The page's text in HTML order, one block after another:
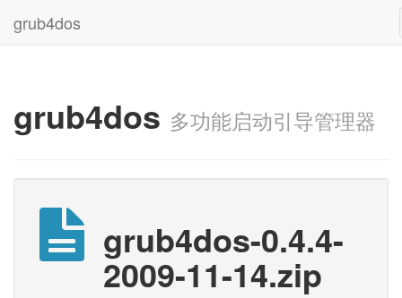
grub4dos
grub4dos 多功能启动引导管理器
grub4dos-0.4.4-
2009-11-14.zip